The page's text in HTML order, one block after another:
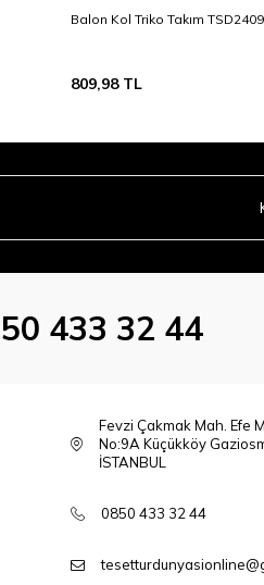
Balon Kol Triko Takım
809,98TL
433 32 44
Fevzi Çakmak Mah. Efe
No:9A Küçükköy
İSTANBUL
0850 433 32 44